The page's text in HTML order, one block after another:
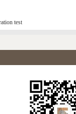
test